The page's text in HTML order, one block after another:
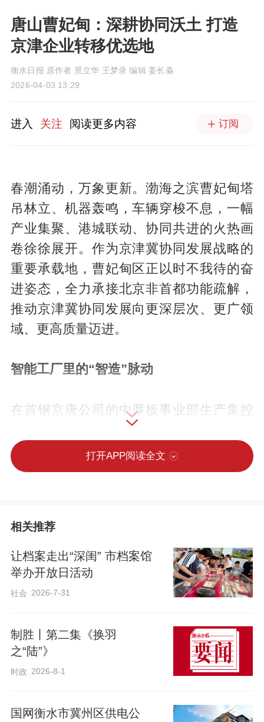
唐山曹妃甸：深耕协同沃土 打造
京津企业转移优选地
衡水日报 原作者 景立华 王梦录 编辑 姜长淼
2026-04-03 13:29
进入 关注 阅读更多内容 订阅
春潮涌动，万象更新。渤海之滨曹妃甸塔
吊林立、机器轰鸣，车辆穿梭不息，一幅
产业集聚、港城联动、协同共进的火热画
卷徐徐展开。作为京津冀协同发展战略的
重要承载地，曹妃甸区正以时不我待的奋
进姿态，全力承接北京非首都功能疏解，
推动京津冀协同发展向更深层次、更广领
域、更高质量迈进。
智能工厂里的“智造”脉动
在首钢京唐公司的中厚板事业部生产集控
中心，一块巨型屏幕上正实时播放着4300
产线的3D仿真画面。加热炉吞吐钢坯，轧
机高速运转，炙热的板材在产线上有序“流
“这不是动画片，而是车间的实时镜像。”首
钢科学家杨春政指着屏幕介绍道。这里已
不再是传统意义上的钢铁厂，而是充满
了“数智”气息的现代化工厂。依托120台套
实现了从“制造”到“智造”的华丽转身，其智
能制造能力成熟度已达到行业领先的四级
水平。
中冶瑞木新能源二期项目车间内，高镍三
打开APP阅读全文
相关推荐
让档案走出“深闺” 市档案馆
举办开放日活动
社会 2026-7-31
制胜丨第二集《换羽
之“陆”》
时政 2026-8-1
国网衡水市冀州区供电公